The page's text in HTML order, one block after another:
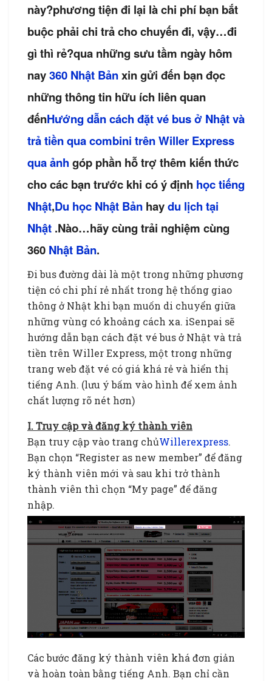
này?phương tiện đi lại là chi phí bạn bắt
buộc phải chi trả cho chuyến đi, vậy…đi
gì thì rẻ?qua những sưu tầm ngày hôm
nay360 Nhật Bảnxin gửi đến bạn đọc
những thông tin hữu ích liên quan
đếnHướng dẫn cách đặt vé bus ở Nhật và
trả tiền qua combini trên Willer Express
qua ảnh góp phần hỗ trợ thêm kiến thức
cho các bạn trước khi có ý định học tiếng
Nhật,Du học Nhật Bản haydu lịch tại
Nhật .Nào…hãy cùng trải nghiệm cùng
360 Nhật Bản.
Đi bus đường dài là một trong những phương
tiện có chi phí rẻ nhất trong hệ thống giao
thông ở Nhật khi bạn muốn di chuyển giữa
những vùng có khoảng cách xa. iSenpai sẽ
hướng dẫn bạn cách đặt vé bus ở Nhật và trả
tiền trên Willer Express, một trong những
trang web đặt vé có giá khá rẻ và hiển thị
tiếng Anh. (lưu ý bấm vào hình để xem ảnh
chất lượng rõ nét hơn)
I. Truy cập và đăng ký thành viên
Bạn truy cập vào trang chủWillerexpress.
Bạn chọn “Register as new member” để đăng
ký thành viên mới và sau khi trở thành
thành viên thì chọn “My page” để đăng
nhập.
Các bước đăng ký thành viên khá đơn giản
và hoàn toàn bằng tiếng Anh. Bạn chỉ cần